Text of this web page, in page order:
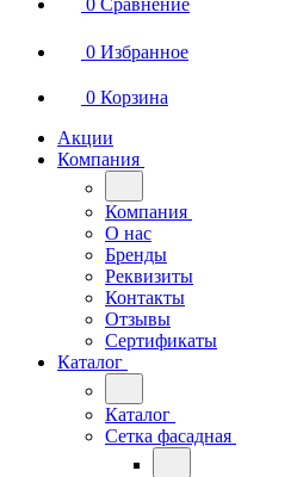
0 Сравнение
0 Избранное
0 Корзина
Акции
Компания
Компания
О нас
Бренды
Реквизиты
Контакты
Отзывы
Сертификаты
Каталог
Каталог
Сетка фасадная